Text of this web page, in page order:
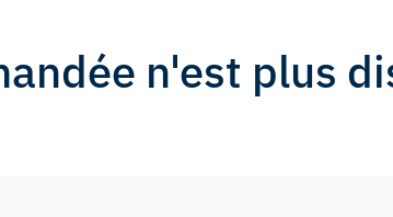
n'est plus